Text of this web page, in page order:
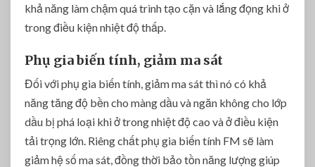
khả năng làm chậm quá trình tạo cặn và lắng đọng khi ở
trong điều kiện nhiệt độ thấp.
Phụ gia biến tính, giảm ma sát
Đối với phụ gia biến tính, giảm ma sát thì nó có khả
năng tăng độ bền cho màng dầu và ngăn không cho lớp
dầu bị phá loại khi ở trong nhiệt độ cao và ở điều kiện
tải trọng lớn. Riêng chất phụ gia biến tính FM sẽ làm
giảm hệ số ma sát, đồng thời bảo tồn năng lượng giúp